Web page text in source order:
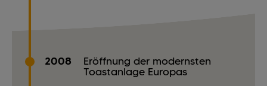
2008
Eröffnung der modernsten
Toastanlage Europas